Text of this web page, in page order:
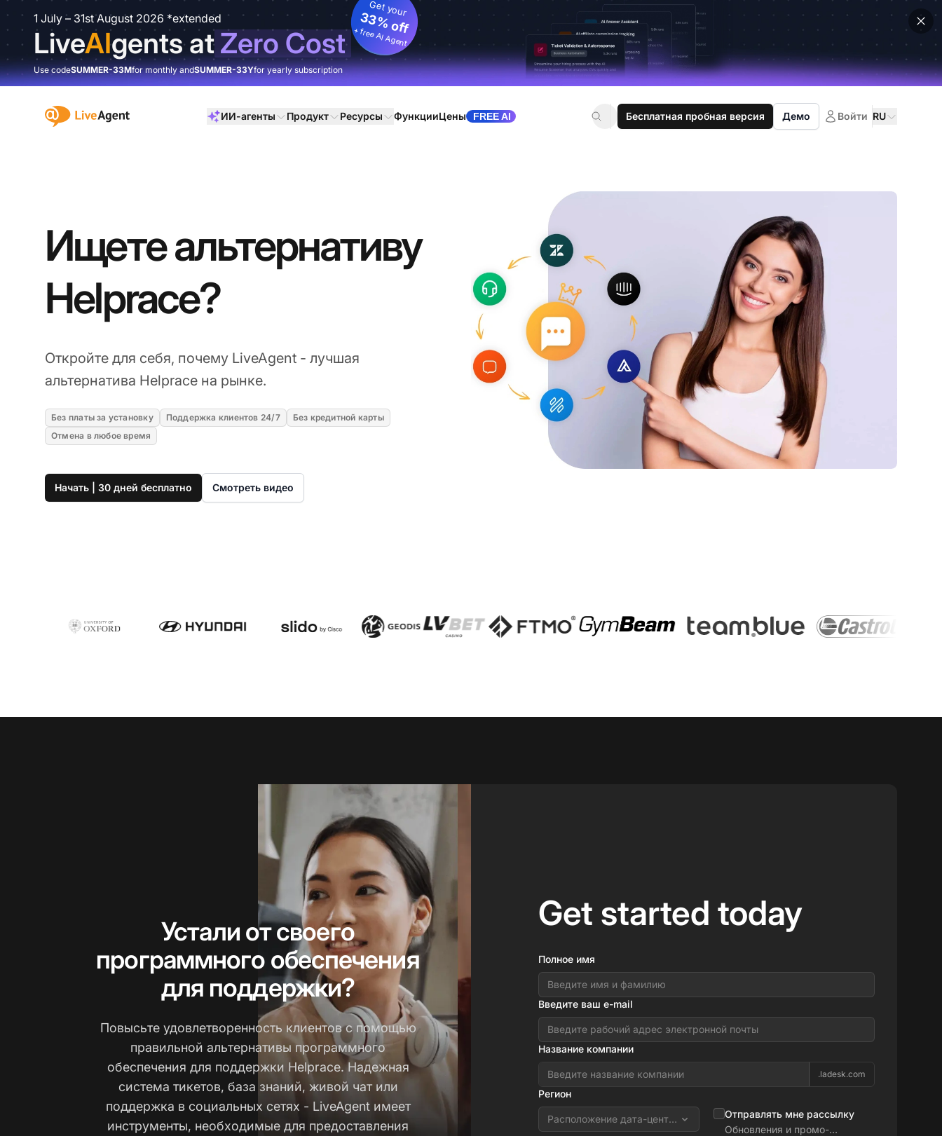
1 July – 31st August 2026 *extended
LiveAIgents atZero Cost
Get your
33% off
+ free AI Agent
Use codeSUMMER-33Mfor monthly andSUMMER-33Yfor yearly subscription
:site.title ИИ-агенты Продукт Ресурсы ФункцииЦены FREE AI Бесплатная пробная версия Демо Войти RU
Ищете альтернативу
Helprace?
Откройте для себя, почему LiveAgent - лучшая
альтернатива Helprace на рынке.
Без платы за установку Поддержка клиентов 24/7
Без кредитной карты
Отмена в любое время
Начать | 30 дней бесплатно Смотреть видео
Устали от своего
программного обеспечения
для поддержки?
Повысьте удовлетворенность клиентов с помощью
правильной альтернативы программного
обеспечения для поддержки Helprace. Надежная
система тикетов, база знаний, живой чат или
поддержка в социальных сетях - LiveAgent имеет
инструменты, необходимые для предоставления
Get started today
Полное имя
Введите ваш e-mail
Название компании
.ladesk.com
Регион
Расположение дата-центра
Отправлять мне рассылку
Обновления и промо-